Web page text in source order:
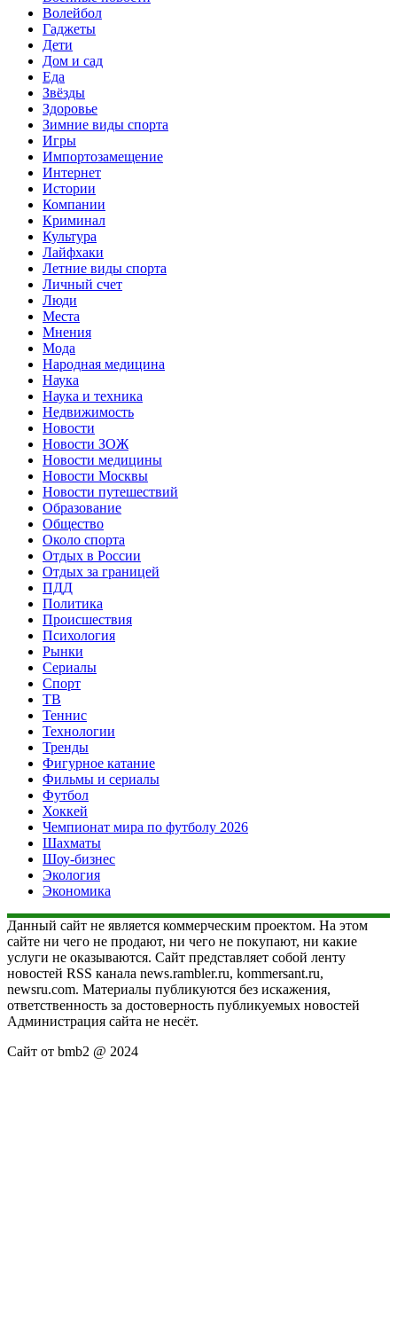
Волейбол
Гаджеты
Дети
Дом и сад
Еда
Звёзды
Здоровье
Зимние виды спорта
Игры
Импортозамещение
Интернет
Истории
Компании
Криминал
Культура
Лайфхаки
Летние виды спорта
Личный счет
Люди
Места
Мнения
Мода
Народная медицина
Наука
Наука и техника
Недвижимость
Новости
Новости ЗОЖ
Новости медицины
Новости Москвы
Новости путешествий
Образование
Общество
Около спорта
Отдых в России
Отдых за границей
ПДД
Политика
Происшествия
Психология
Рынки
Сериалы
Спорт
ТВ
Теннис
Технологии
Тренды
Фигурное катание
Фильмы и сериалы
Футбол
Хоккей
Чемпионат мира по футболу 2026
Шахматы
Шоу-бизнес
Экология
Экономика
Данный сайт не является коммерческим проектом. На этом
сайте ни чего не продают, ни чего не покупают, ни какие
услуги не оказываются. Сайт представляет собой ленту
новостей RSS канала news.rambler.ru, kommersant.ru,
newsru.com. Материалы публикуются без искажения,
ответственность за достоверность публикуемых новостей
Администрация сайта не несёт.
Сайт от bmb2 @ 2024